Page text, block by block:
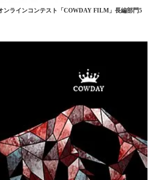
ンラインコンテスト「COWDAY FILM」長編部門5